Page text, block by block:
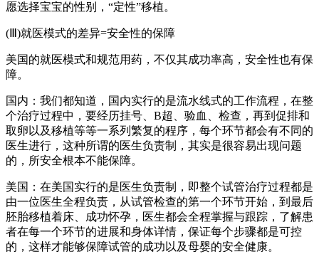
愿选择宝宝的性别，“定性”移植。
(Ⅲ)就医模式的差异=安全性的保障
美国的就医模式和规范用药，不仅其成功率高，安全性也有保
障。
国内：我们都知道，国内实行的是流水线式的工作流程，在整
个治疗过程中，要经历挂号、B超、验血、检查，再到促排和
取卵以及移植等等一系列繁复的程序，每个环节都会有不同的
医生进行，这种所谓的医生负责制，其实是很容易出现问题
的，所安全根本不能保障。
美国：在美国实行的是医生负责制，即整个试管治疗过程都是
由一位医生全程负责，从试管检查的第一个环节开始，到最后
胚胎移植着床、成功怀孕，医生都会全程掌握与跟踪，了解患
者在每一个环节的进展和身体详情，保证每个步骤都是可控
的，这样才能够保障试管的成功以及母婴的安全健康。